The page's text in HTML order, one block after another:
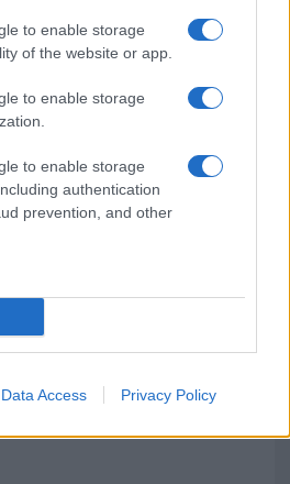
to enable storage
of the website or app.
to enable storage
to enable storage
authentication
prevention, and other
Data Access Privacy Policy
musica no-stop a Olbia fino